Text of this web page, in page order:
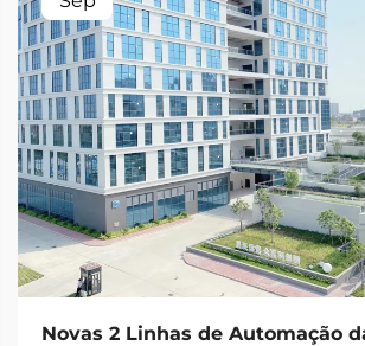
Novas 2 Linhas de Automação